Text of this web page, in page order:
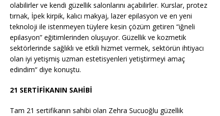
olabilirler ve kendi güzellik salonlarını açabilirler. Kurslar, protez
tırnak, İpek kirpik, kalıcı makyaj, lazer epilasyon ve en yeni
teknoloji ile istenmeyen tüylere kesin çözüm getiren “iğneli
epilasyon” eğitimlerinden oluşuyor. Güzellik ve kozmetik
sektörlerinde sağlıklı ve etkili hizmet vermek, sektörün ihtiyacı
olan iyi yetişmiş uzman estetisyenleri yetiştirmeyi amaç
edindim“ diye konuştu.
21 SERTİFİKANIN SAHİBİ
Tam 21 sertifikanın sahibi olan Zehra Sucuoğlu güzellik